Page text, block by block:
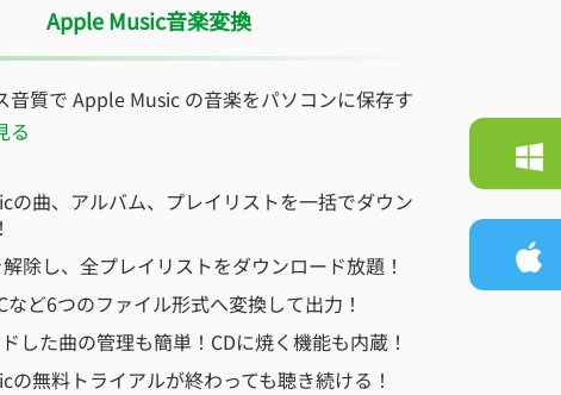
Apple Music音楽変換
音質で Apple Music の音楽をパソコンに保存す
る
の曲、アルバム、プレイリストを一括でダウン
除し、全プレイリストをダウンロード放題！
など6つのファイル形式へ変換して出力！
した曲の管理も簡単！CDに焼く機能も内蔵！
の無料トライアルが終わっても聴き続ける！